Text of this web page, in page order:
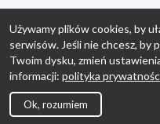
Używamy plików cookies, by
serwisów. Jeśli nie chcesz, by
Twoim dysku, zmień
informacji: polityka
Ok, rozumiem